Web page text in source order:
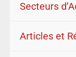
Secteurs
Articles et